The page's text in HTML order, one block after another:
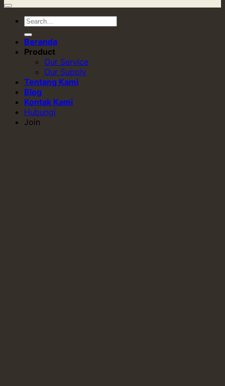
Beranda
Product
Our Service
Our Supply
Tentang Kami
Blog
Kontak Kami
Hubungi
Join